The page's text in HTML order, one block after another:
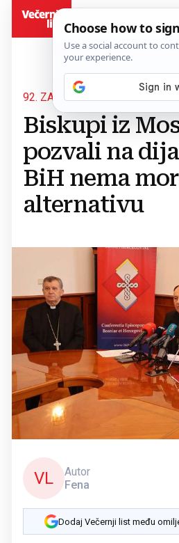
92. ZAJEDANJE BK BIH
Biskupi iz
pozvali na
BiH nema
alternativu
VL
Autor
Fena
Dodaj Večernji list među